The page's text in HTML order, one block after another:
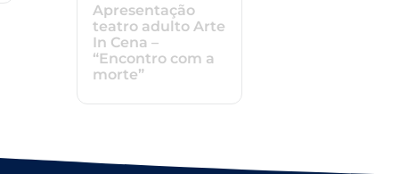
Apresentação
teatro adulto Arte
In Cena –
“Encontro com a
morte”